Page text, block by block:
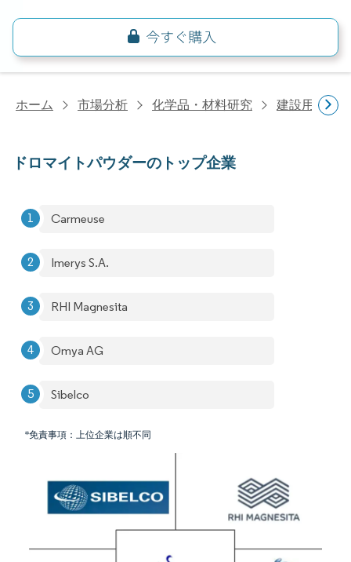
ホーム 市場分析 化学品・材料研究 建設用化学
ドロマイトパウダーのトップ企業
Carmeuse
Imerys S.A.
RHI Magnesita
Omya AG
Sibelco
*免責事項：上位企業は順不同